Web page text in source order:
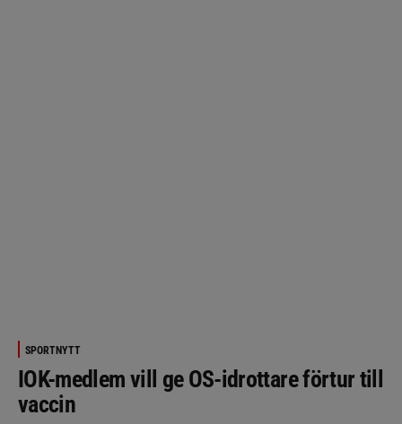
SPORTNYTT
IOK-medlem vill ge OS-idrottare förtur till
vaccin